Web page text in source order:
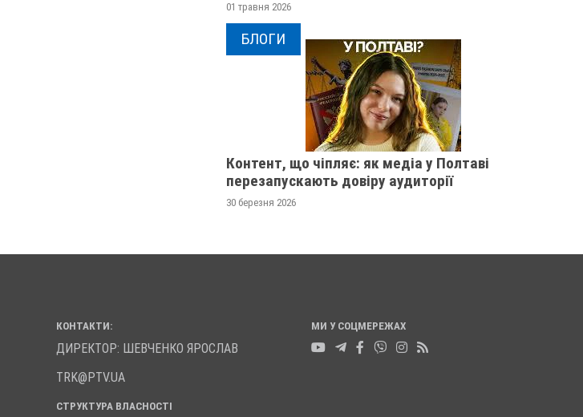
01 травня 2026
БЛОГИ
Контент, що чіпляє: як медіа у Полтаві
перезапускають довіру аудиторії
30 березня 2026
КОНТАКТИ:
ДИРЕКТОР: ШЕВЧЕНКО ЯРОСЛАВ
TRK@PTV.UA
СТРУКТУРА ВЛАСНОСТІ
МИ У СОЦМЕРЕЖАХ